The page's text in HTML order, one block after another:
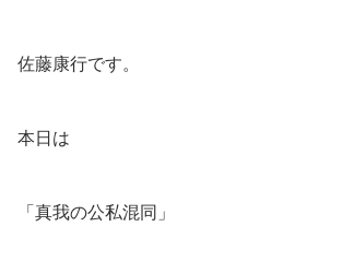
佐藤康行です。
本日は
「真我の公私混同」